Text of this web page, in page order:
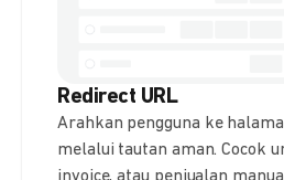
Redirect URL
Arahkan pengguna ke
melalui tautan aman. Cocok